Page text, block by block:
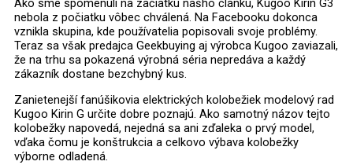
Ako sme spomenuli na začiatku nášho článku, Kugoo Kirin G3
nebola z počiatku vôbec chválená. Na Facebooku dokonca
vznikla skupina, kde používatelia popisovali svoje problémy.
Teraz sa však predajca Geekbuying aj výrobca Kugoo zaviazali,
že na trhu sa pokazená výrobná séria nepredáva a každý
zákazník dostane bezchybný kus.
Zanietenejší fanúšikovia elektrických kolobežiek modelový rad
Kugoo Kirin G určite dobre poznajú. Ako samotný názov tejto
kolobežky napovedá, nejedná sa ani zďaleka o prvý model,
vďaka čomu je konštrukcia a celkovo výbava kolobežky
výborne odladená.